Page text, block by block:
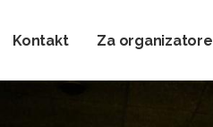
Kontakt Za organizatore